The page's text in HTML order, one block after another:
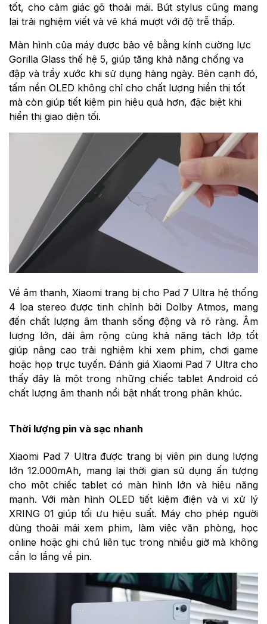
tốt, cho cảm giác gõ thoải mái. Bút stylus cũng mang
lại trải nghiệm viết và vẽ khá mượt với độ trễ thấp.
Màn hình của máy được bảo vệ bằng kính cường lực
Gorilla Glass thế hệ 5, giúp tăng khả năng chống va
đập và trầy xước khi sử dụng hàng ngày. Bên cạnh đó,
tấm nền OLED không chỉ cho chất lượng hiển thị tốt
mà còn giúp tiết kiệm pin hiệu quả hơn, đặc biệt khi
hiển thị giao diện tối.
Về âm thanh, Xiaomi trang bị cho Pad 7 Ultra hệ thống
4 loa stereo được tinh chỉnh bởi Dolby Atmos, mang
đến chất lượng âm thanh sống động và rõ ràng. Âm
lượng lớn, dải âm rộng cùng khả năng tách lớp tốt
giúp nâng cao trải nghiệm khi xem phim, chơi game
hoặc họp trực tuyến. Đánh giá Xiaomi Pad 7 Ultra cho
thấy đây là một trong những chiếc tablet Android có
chất lượng âm thanh nổi bật nhất trong phân khúc.
Thời lượng pin và sạc nhanh
Xiaomi Pad 7 Ultra được trang bị viên pin dung lượng
lớn 12.000mAh, mang lại thời gian sử dụng ấn tượng
cho một chiếc tablet có màn hình lớn và hiệu năng
mạnh. Với màn hình OLED tiết kiệm điện và vi xử lý
XRING 01 giúp tối ưu hiệu suất. Máy cho phép người
dùng thoải mái xem phim, làm việc văn phòng, học
online hoặc ghi chú liên tục trong nhiều giờ mà không
cần lo lắng về pin.